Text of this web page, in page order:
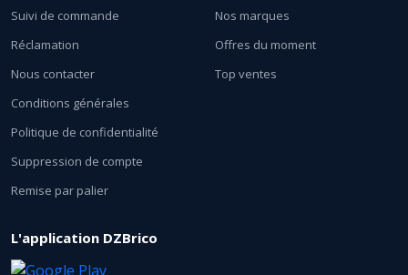
Suivi de commande
Réclamation
Nous contacter
Conditions générales
Politique de confidentialité
Suppression de compte
Remise par palier
Nos marques
Offres du moment
Top ventes
L'application DZBrico